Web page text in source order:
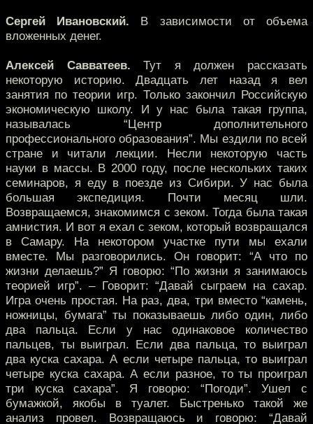
Сергей Ивановский. В зависимости от объема
вложенных денег.
Алексей Савватеев. Тут я должен рассказать
некоторую историю. Двадцать лет назад я вел
занятия по теории игр. Только закончил Российскую
экономическую школу. И у нас была такая группа,
называлась “Центр дополнительного
профессионального образования”. Мы ездили по всей
стране и читали лекции. Несли некоторую часть
науки в массы. В 2000 году, после нескольких таких
семинаров, я еду в поезде из Сибири. У нас была
большая экспедиция. Почти месяц шли.
Возвращаемся, знакомимся с зеком. Тогда была такая
амнистия. И вот я ехал с зеком, который возвращался
в Самару. На некотором участке пути мы ехали
вместе. Мы разговорились. Он говорит: “А что по
жизни делаешь?” Я говорю: “По жизни я занимаюсь
теорией игр”. – Говорит: “Давай сыграем на сахар.
Игра очень простая. На раз, два, три вместо “камень,
ножницы, бумага” ты показываешь либо один, либо
два пальца. Если у нас одинаковое количество
пальцев, ты выиграл. Если два пальца, то выиграл
два куска сахара. А если четыре пальца, то выиграл
четыре куска сахара. А если разное, то ты проиграл
три куска сахара”. Я говорю: “Погоди”. Ушел с
бумажкой, якобы в туалет. Быстренько такой же
анализ провел. Возвращаюсь и говорю: “Давай